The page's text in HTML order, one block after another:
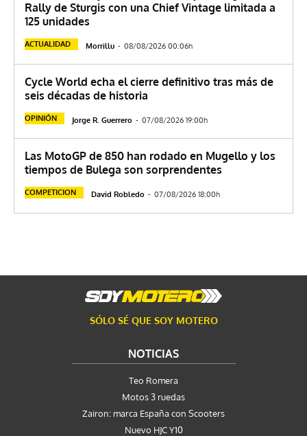
Rally de Sturgis con una Chief Vintage limitada a
125 unidades
ACTUALIDAD Morrillu - 08/08/2026 00:06h
Cycle World echa el cierre definitivo tras más de
seis décadas de historia
OPINIÓN Jorge R. Guerrero - 07/08/2026 19:00h
Las MotoGP de 850 han rodado en Mugello y los
tiempos de Bulega son sorprendentes
COMPETICION David Robledo - 07/08/2026 18:00h
SÓLO SÉ QUE SOY MOTERO
NOTICIAS
Teo Romera
Motos 3 ruedas
Zairon: marca España con Scooters
Nuevo HJC Y10